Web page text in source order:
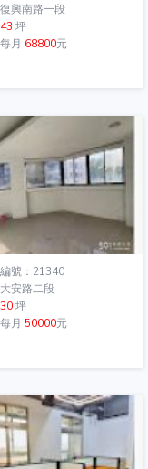
興南路一段
43 坪
月 68800元
號：21340
安路二段
30坪
月 50000元